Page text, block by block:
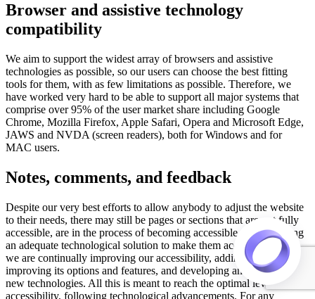
Browser and assistive technology
compatibility
We aim to support the widest array of browsers and assistive
technologies as possible, so our users can choose the best fitting
tools for them, with as few limitations as possible. Therefore, we
have worked very hard to be able to support all major systems that
comprise over 95% of the user market share including Google
Chrome, Mozilla Firefox, Apple Safari, Opera and Microsoft Edge,
JAWS and NVDA (screen readers), both for Windows and for
MAC users.
Notes, comments, and feedback
Despite our very best efforts to allow anybody to adjust the website
to their needs, there may still be pages or sections that are not fully
accessible, are in the process of becoming accessible, or are lacking
an adequate technological solution to make them accessible. Still,
we are continually improving our accessibility, adding, updating and
improving its options and features, and developing and adopting
new technologies. All this is meant to reach the optimal level of
accessibility, following technological advancements. For any